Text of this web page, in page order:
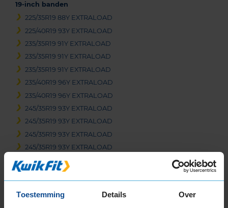
Toestemming Details Over
19-inch banden
225/35R19 88Y EXTRALOAD
225/40R19 93Y EXTRALOAD
235/35R19 91Y EXTRALOAD
235/35R19 91Y EXTRALOAD
235/35R19 91Y EXTRALOAD
235/40R19 96Y EXTRALOAD
235/40R19 96Y EXTRALOAD
245/35R19 93Y EXTRALOAD
245/35R19 93Y EXTRALOAD
245/35R19 93Y EXTRALOAD
245/35R19 93Y EXTRALOAD
245/40R19 98Y EXTRALOAD
255/30R19 91Y EXTRALOAD
255/35R19 96Y EXTRALOAD